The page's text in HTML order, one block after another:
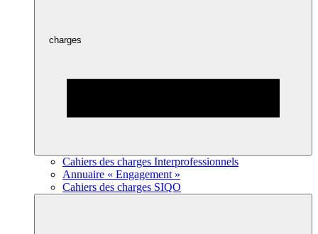
charges
Cahiers des charges Interprofessionnels
Annuaire « Engagement »
Cahiers des charges SIQO